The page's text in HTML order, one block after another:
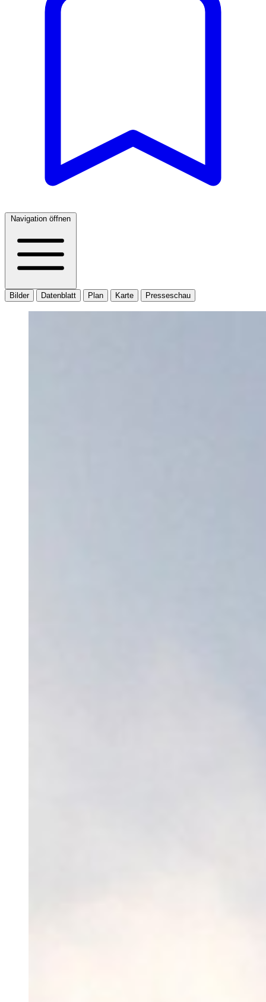
Navigation öffnen
Bilder Datenblatt Plan Karte Presseschau